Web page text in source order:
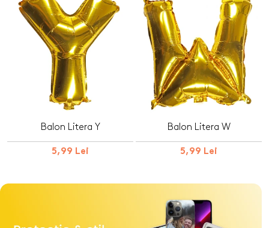
Balon Litera Y
5,99 Lei
Balon Litera W
5,99 Lei